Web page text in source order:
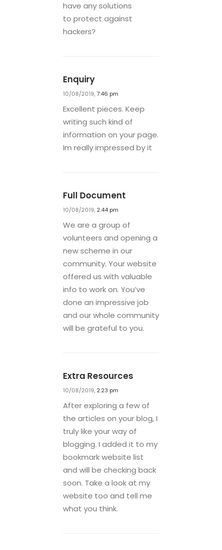
have any solutions
to protect against
hackers?
Enquiry
10/08/2019,7:46 pm
Excellent pieces. Keep
writing such kind of
information on your page.
Im really impressed by it
Full Document
10/08/2019, 2:44 pm
We are a group of
volunteers and opening a
new scheme in our
community. Your website
offered us with valuable
info to work on. You’ve
done an impressive job
and our whole community
will be grateful to you.
Extra Resources
10/08/2019, 2:23 pm
After exploring a few of
the articles on your blog, I
truly like your way of
blogging. I added it to my
bookmark website list
and will be checking back
soon. Take a look at my
website too and tell me
what you think.